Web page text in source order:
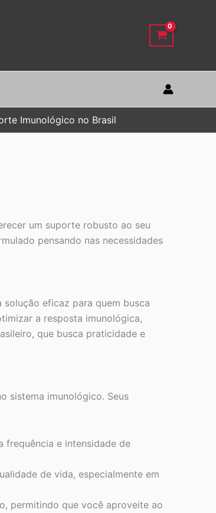
Imunológico no Brasil
um suporte robusto ao seu
pensando nas necessidades
solução eficaz para quem busca
a resposta imunológica,
que busca praticidade e
sistema imunológico. Seus
frequência e intensidade de
de vida, especialmente em
permitindo que você aproveite ao